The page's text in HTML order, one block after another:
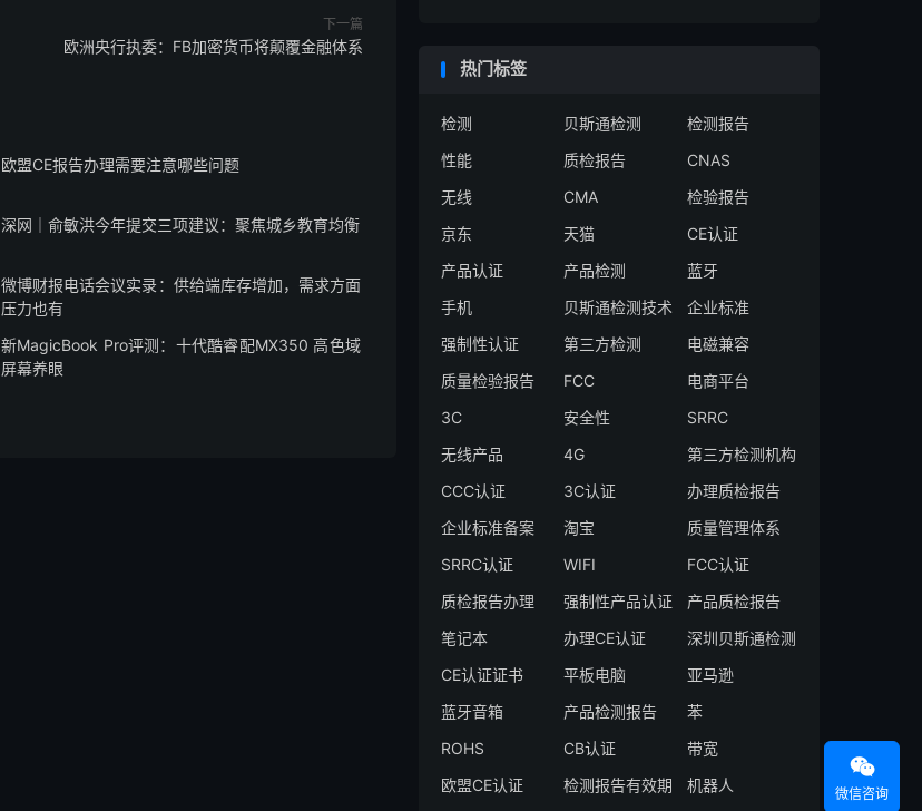
下一篇
欧洲央行执委：FB加密货币将颠覆金融体系
欧盟CE报告办理需要注意哪些问题
深网｜俞敏洪今年提交三项建议：聚焦城乡教育均衡
微博财报电话会议实录：供给端库存增加，需求方面
压力也有
新MagicBook Pro评测：十代酷睿配MX350 高色域
屏幕养眼
热门标签
检测 贝斯通检测
检测报告
性能
质检报告
CNAS
无线
CMA
检验报告
京东
天猫
CE认证
产品认证
产品检测
蓝牙
手机
贝斯通检测技术
企业标准
强制性认证
第三方检测
电磁兼容
质量检验报告
FCC
电商平台
3C
安全性
SRRC
无线产品
4G
第三方检测机构
CCC认证
3C认证
办理质检报告
企业标准备案
淘宝
质量管理体系
SRRC认证
WIFI
FCC认证
质检报告办理
强制性产品认证
产品质检报告
笔记本
办理CE认证
深圳贝斯通检测
CE认证证书
平板电脑
亚马逊
蓝牙音箱
产品检测报告
苯
ROHS
CB认证
带宽
欧盟CE认证
检测报告有效期
机器人

微信咨询